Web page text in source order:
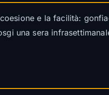
e la facilità:
una sera